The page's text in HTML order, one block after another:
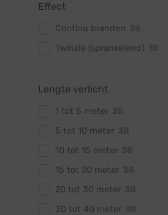
Effect
Continu branden
Twinkle (sprankelend)
Lengte verlicht
1 tot 5 meter
5 tot 10 meter
10 tot 15 meter
15 tot 20 meter
20 tot 30 meter
30 tot 40 meter